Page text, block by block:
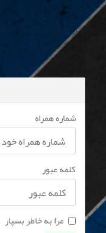
شماره همراه
کلمه عبور
مرا به خاطر بسپار